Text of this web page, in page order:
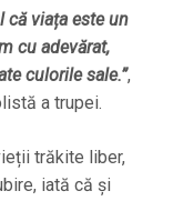
că viața este un
cu adevărat,
culorile sale.”,
a trupei.
trăkite liber,
iată că și